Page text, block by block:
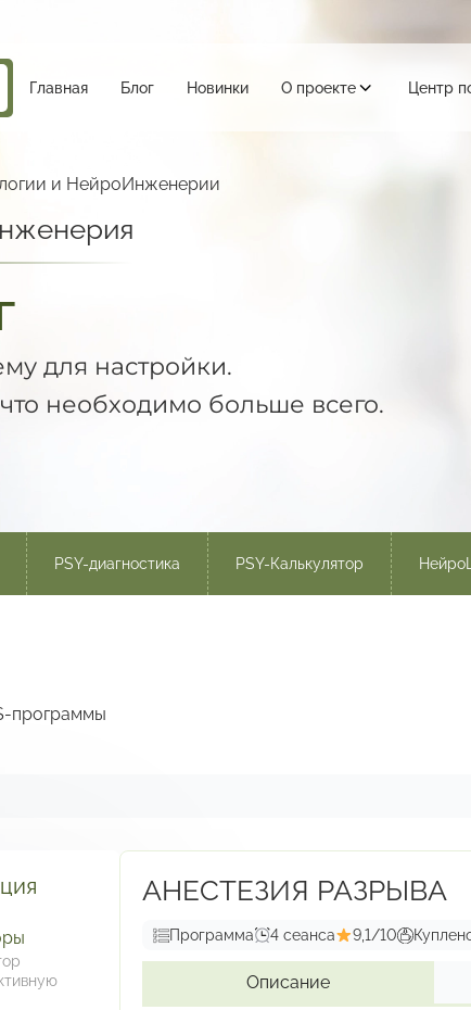
Главная Блог Новинки О проекте Центр
и НейроИнженерии
для настройки.
что необходимо больше всего.
PSY-диагностика PSY-Калькулятор
программы
АНЕСТЕЗИЯ РАЗРЫВА
Программа 4 сеанса 9,1/10
Описание